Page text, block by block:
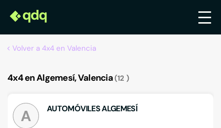
Volver a 4x4 en Valencia
4x4 en Algemesí, Valencia 12
A AUTOMÓVILES ALGEMESÍ